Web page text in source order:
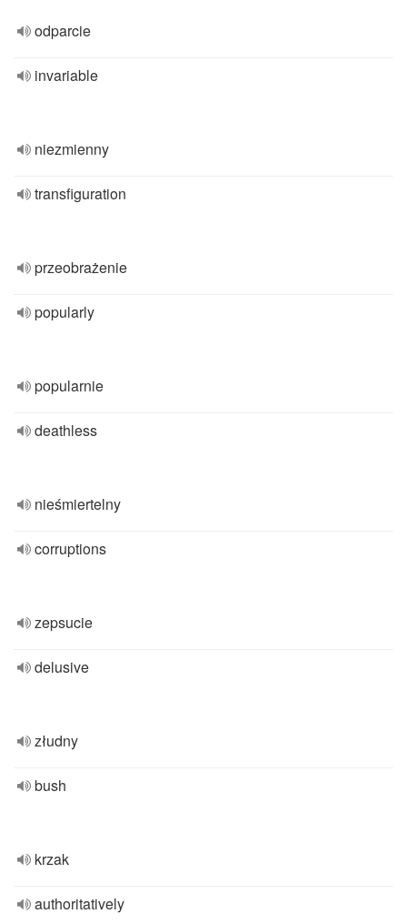
odparcie
invariable
niezmienny
transfiguration
przeobrażenie
popularly
popularnie
deathless
nieśmiertelny
corruptions
zepsucie
delusive
złudny
bush
krzak
authoritatively